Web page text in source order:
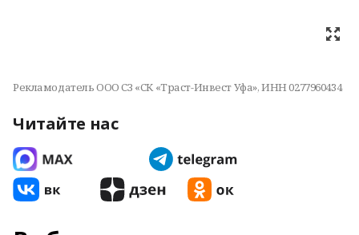
Рекламодатель ООО СЗ «СК «Траст-Инвест Уфа», ИНН 0277960434
Читайте нас